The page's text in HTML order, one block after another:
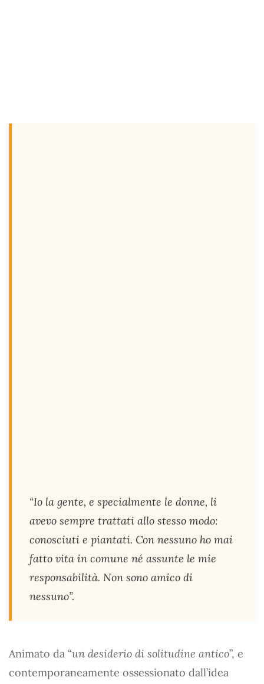
“Io la gente, e specialmente le donne, li
avevo sempre trattati allo stesso modo:
conosciuti e piantati. Con nessuno ho mai
fatto vita in comune né assunte le mie
responsabilità. Non sono amico di
nessuno”.
Animato da “un desiderio di solitudine antico”, e
contemporaneamente ossessionato dall’idea